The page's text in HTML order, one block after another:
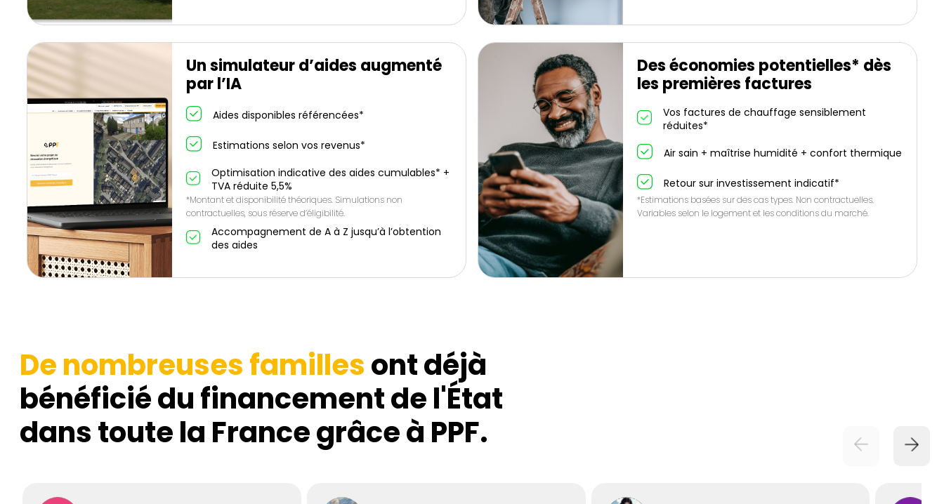
Un simulateur d’aides augmenté
par l’IA
Aides disponibles référencées*
Estimations selon vos revenus*
Optimisation indicative des aides cumulables* +
TVA réduite 5,5%
*Montant et disponibilité théoriques. Simulations non
contractuelles, sous réserve d’éligibilité.
Accompagnement de A à Z jusqu’à l’obtention
des aides
Des économies potentielles* dès
les premières factures
Vos factures de chauffage sensiblement
réduites*
Air sain + maîtrise humidité + confort thermique
Retour sur investissement indicatif*
*Estimations basées sur des cas types. Non contractuelles.
Variables selon le logement et les conditions du marché.
De nombreuses famillesont déjà
bénéficié du financement de l'État
dans toute la France grâce à PPF.